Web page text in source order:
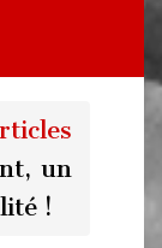
un
!